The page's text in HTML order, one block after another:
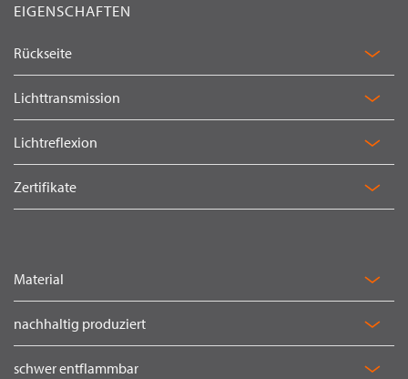
EIGENSCHAFTEN
Rückseite
Lichttransmission
Lichtreflexion
Zertifikate
Material
nachhaltig produziert
schwer entflammbar